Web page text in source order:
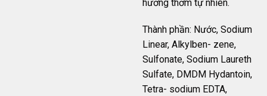
hương thơm tự nhiên.
Thành phần: Nước, Sodium
Linear, Alkylben- zene,
Sulfonate, Sodium Laureth
Sulfate, DMDM Hydantoin,
Tetra- sodium EDTA,